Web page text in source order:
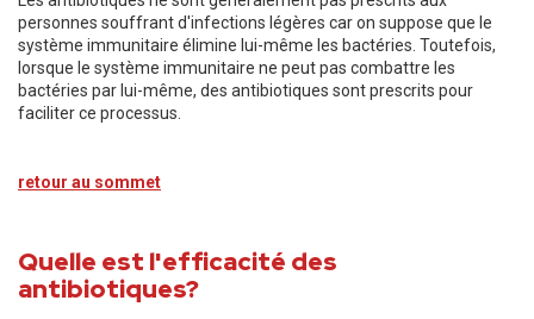
personnes souffrant d'infections légères car on suppose que le
système immunitaire élimine lui-même les bactéries. Toutefois,
lorsque le système immunitaire ne peut pas combattre les
bactéries par lui-même, des antibiotiques sont prescrits pour
faciliter ce processus.
retour au sommet
Quelle est l'efficacité des
antibiotiques?